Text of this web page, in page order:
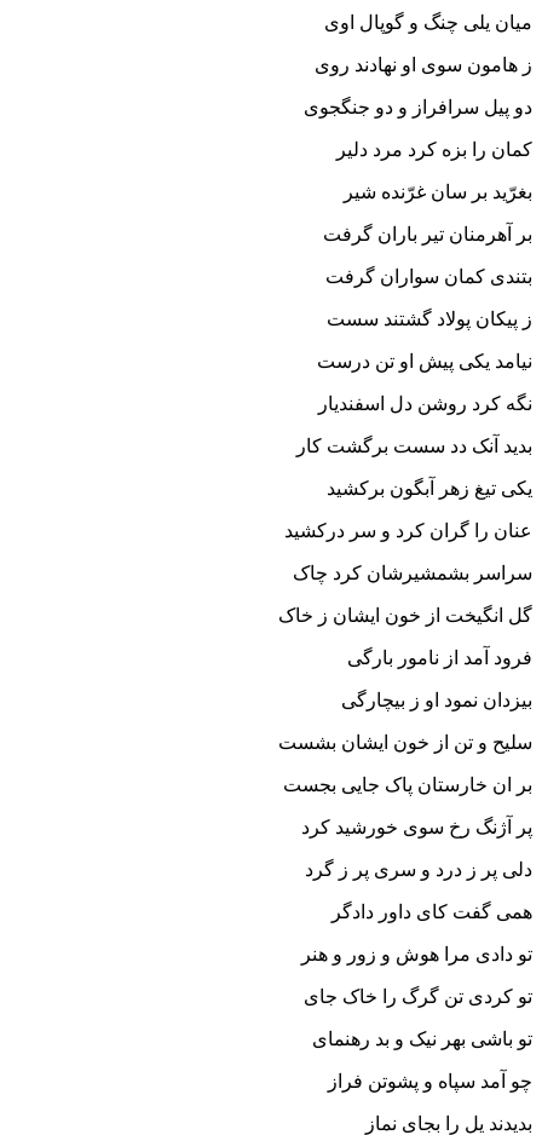
میان یلى چنگ و گوپال اوى‏
ز هامون سوى او نهادند روى
دو پیل سرافراز و دو جنگجوى‏
کمان را بزه کرد مرد دلیر
بغرّید بر سان غرّنده شیر
بر آهرمنان تیر باران گرفت
بتندى کمان سواران گرفت‏
ز پیکان پولاد گشتند سست
نیامد یکى پیش او تن درست‏
نگه کرد روشن دل اسفندیار
بدید آنک دد سست برگشت کار
یکى تیغ زهر آبگون برکشید
عنان را گران کرد و سر درکشید
سراسر بشمشیرشان کرد چاک
گل انگیخت از خون ایشان ز خاک‏
فرود آمد از نامور بارگى
بیزدان نمود او ز بیچارگى‏
سلیح و تن از خون ایشان بشست
بر ان خارستان پاک جایى بجست‏
پر آژنگ رخ سوى خورشید کرد
دلى پر ز درد و سرى پر ز گرد
همى گفت کاى داور دادگر
تو دادى مرا هوش و زور و هنر
تو کردى تن گرگ را خاک جاى
تو باشى بهر نیک و بد رهنماى‏
چو آمد سپاه و پشوتن فراز
بدیدند یل را بجاى نماز